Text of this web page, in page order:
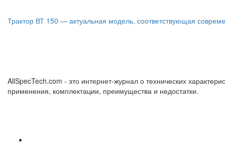
Трактор ВТ 150 — актуальная модель, соответствующая
AllSpecTech.com - это интернет-журнал о технических
применения, комплектации, преимущества и недостатки.